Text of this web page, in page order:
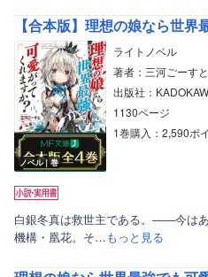
ノベル｜巻
ライトノベル
著者：三河ごーす
出版社：
1130ページ
1巻購入：2,590ポ
白銀冬真は救世主である。――今は
機構・凰花。そ…もっと見る